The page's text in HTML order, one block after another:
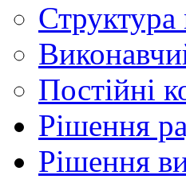
Структура
Постійні
Рішення
Рішення